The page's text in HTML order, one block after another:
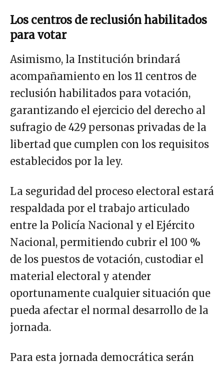
Los centros de reclusión habilitados
para votar
Asimismo, la Institución brindará
acompañamiento en los 11 centros de
reclusión habilitados para votación,
garantizando el ejercicio del derecho al
sufragio de 429 personas privadas de la
libertad que cumplen con los requisitos
establecidos por la ley.
La seguridad del proceso electoral estará
respaldada por el trabajo articulado
entre la Policía Nacional y el Ejército
Nacional, permitiendo cubrir el 100 %
de los puestos de votación, custodiar el
material electoral y atender
oportunamente cualquier situación que
pueda afectar el normal desarrollo de la
jornada.
Para esta jornada democrática serán